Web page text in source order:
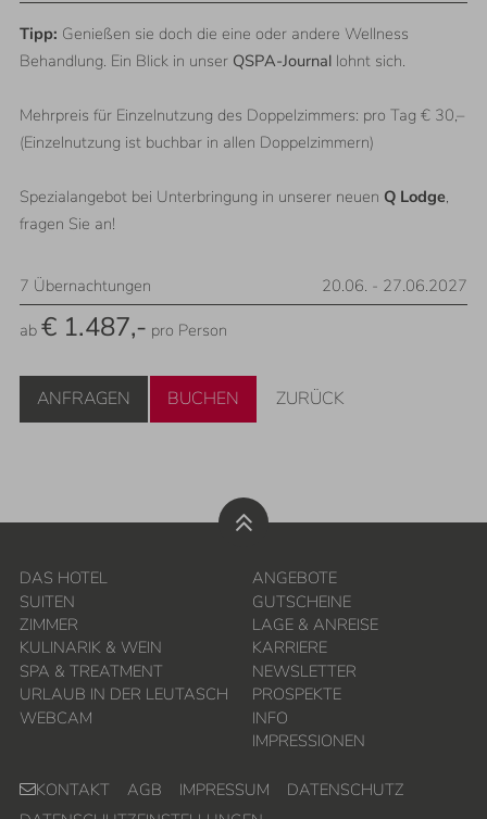
Tipp: Genießen sie doch die eine oder andere Wellness
Behandlung. Ein Blick in unser QSPA-Journal lohnt sich.
Mehrpreis für Einzelnutzung des Doppelzimmers: pro Tag € 30,–
(Einzelnutzung ist buchbar in allen Doppelzimmern)
Spezialangebot bei Unterbringung in unserer neuen Q Lodge,
fragen Sie an!
7 Übernachtungen 20.06. - 27.06.2027
ab€ 1.487,- pro Person
ANFRAGEN BUCHEN ZURÜCK
DAS HOTEL
SUITEN
ZIMMER
KULINARIK & WEIN
SPA & TREATMENT
URLAUB IN DER LEUTASCH
WEBCAM
ANGEBOTE
GUTSCHEINE
LAGE & ANREISE
KARRIERE
NEWSLETTER
PROSPEKTE
INFO
IMPRESSIONEN
KONTAKT AGB IMPRESSUM
DATENSCHUTZ